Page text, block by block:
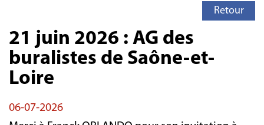
Retour
21 juin 2026 : AG des
buralistes de Saône-et-
Loire
06-07-2026